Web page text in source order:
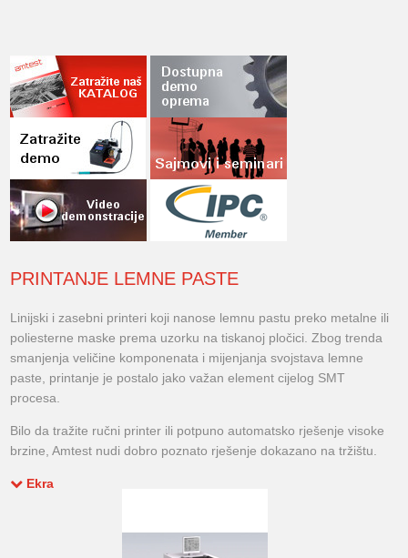
PRINTANJE LEMNE PASTE
Linijski i zasebni printeri koji nanose lemnu pastu preko metalne ili
poliesterne maske prema uzorku na tiskanoj pločici. Zbog trenda
smanjenja veličine komponenata i mijenjanja svojstava lemne
paste, printanje je postalo jako važan element cijelog SMT
procesa.
Bilo da tražite ručni printer ili potpuno automatsko rješenje visoke
brzine, Amtest nudi dobro poznato rješenje dokazano na tržištu.
Ekra